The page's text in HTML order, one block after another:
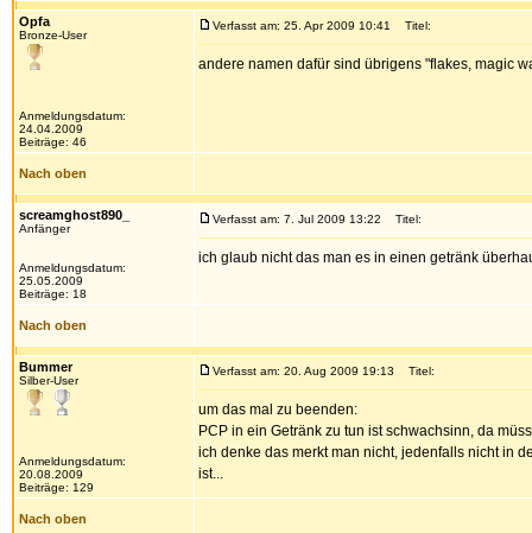
Opfa
Bronze-User
Anmeldungsdatum:
24.04.2009
Beiträge: 46
Verfasst am: 25. Apr 2009 10:41 Titel:
andere namen dafür sind übrigens "flakes, magic
Nach oben
screamghost890_
Anfänger
Anmeldungsdatum:
25.05.2009
Beiträge: 18
Verfasst am: 7. Jul 2009 13:22 Titel:
ich glaub nicht das man es in einen getränk
Nach oben
Bummer
Silber-User
Anmeldungsdatum:
20.08.2009
Beiträge: 129
Verfasst am: 20. Aug 2009 19:13 Titel:
um das mal zu beenden:
PCP in ein Getränk zu tun ist schwachsinn, da
ich denke das merkt man nicht, jedenfalls nicht in
ist...
Nach oben